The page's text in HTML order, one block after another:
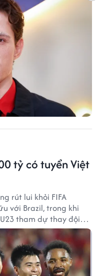
tỷ có tuyển Việt
rút lui khỏi FIFA
với Brazil, trong khi
tham dự thay đội